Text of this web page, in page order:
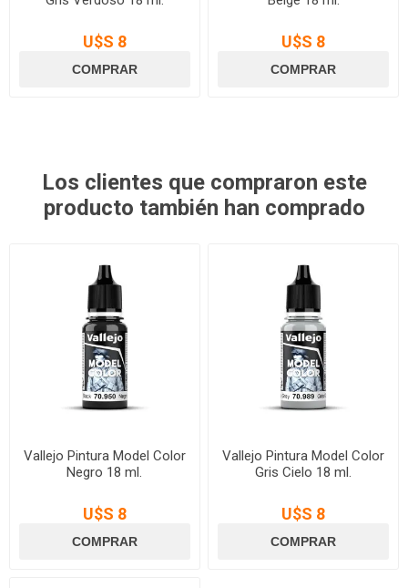
U$S 8 U$S 8
Los clientes que compraron este
producto también han comprado
Vallejo Pintura Model Color
Negro 18 ml.
U$S 8
Vallejo Pintura Model Color
Gris Cielo 18 ml.
U$S 8